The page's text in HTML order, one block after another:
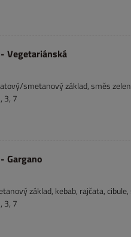
Vegetariánská
smetanový základ, směs
3, 7
Gargano
základ, kebab, rajčata,
3, 7